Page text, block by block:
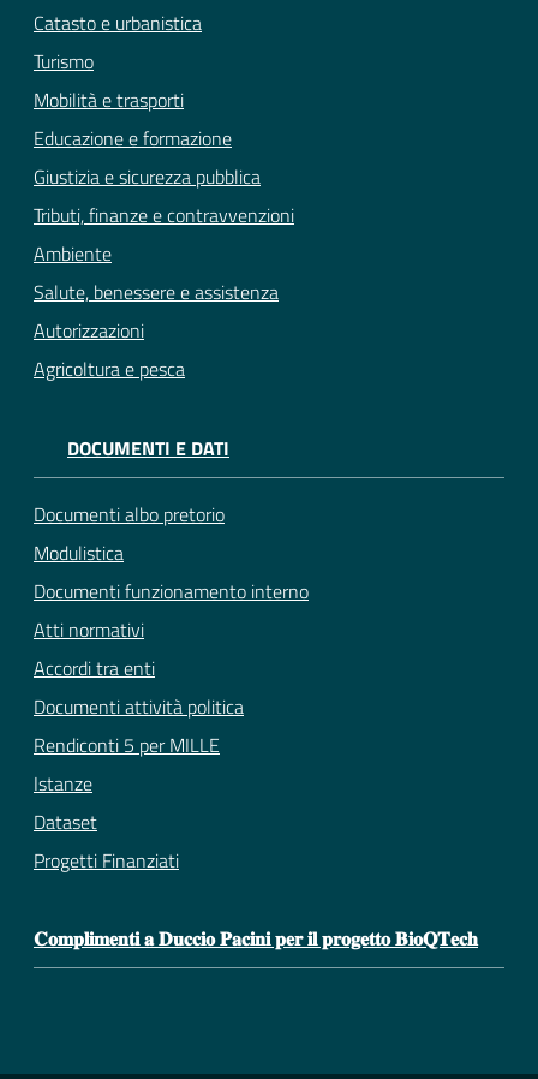
Catasto e urbanistica
Turismo
Mobilità e trasporti
Educazione e formazione
Giustizia e sicurezza pubblica
Tributi, finanze e contravvenzioni
Ambiente
Salute, benessere e assistenza
Autorizzazioni
Agricoltura e pesca
DOCUMENTI E DATI
Documenti albo pretorio
Modulistica
Documenti funzionamento interno
Atti normativi
Accordi tra enti
Documenti attività politica
Rendiconti 5 per MILLE
Istanze
Dataset
Progetti Finanziati
𝐂𝐨𝐦𝐩𝐥𝐢𝐦𝐞𝐧𝐭𝐢 𝐚 𝐃𝐮𝐜𝐜𝐢𝐨 𝐏𝐚𝐜𝐢𝐧𝐢 𝐩𝐞𝐫 𝐢𝐥 𝐩𝐫𝐨𝐠𝐞𝐭𝐭𝐨 𝐁𝐢𝐨𝐐𝐓𝐞𝐜𝐡